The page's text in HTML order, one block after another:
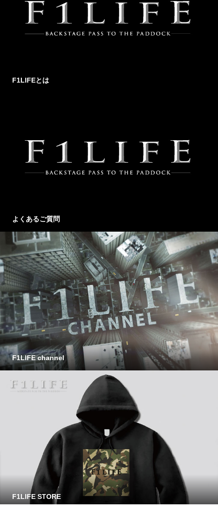
F1LIFEとは
よくあるご質問
F1LIFE channel
F1LIFE STORE